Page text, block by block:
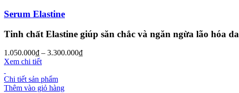
Serum Elastine
Tinh chất Elastine giúp săn chắc và ngăn ngừa lão hóa da
1.050.000₫ – 3.300.000₫
Xem chi tiết
Chi tiết sản phẩm
Thêm vào giỏ hàng